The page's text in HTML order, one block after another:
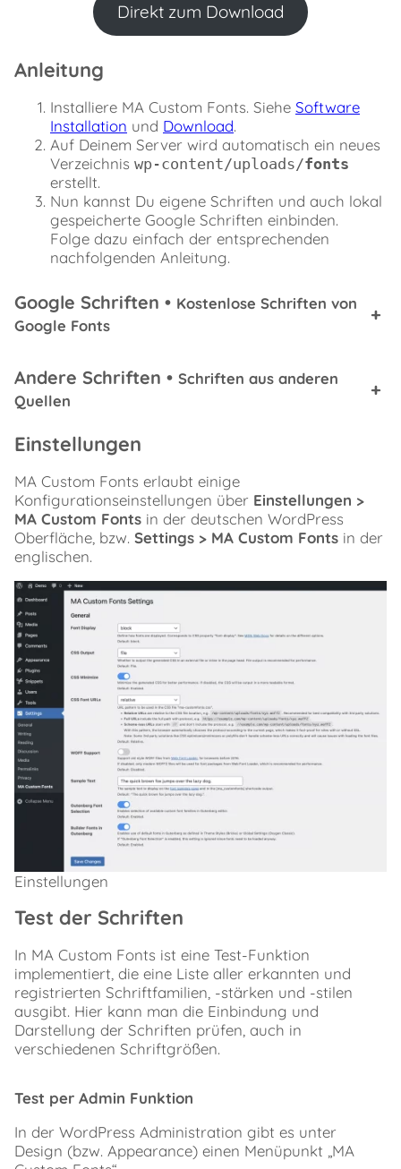
Direkt zum Download
Anleitung
Installiere MA Custom Fonts. Siehe Software
Installation und Download.
Auf Deinem Server wird automatisch ein neues
Verzeichnis wp-content/uploads/fonts
erstellt.
Nun kannst Du eigene Schriften und auch lokal
gespeicherte Google Schriften einbinden.
Folge dazu einfach der entsprechenden
nachfolgenden Anleitung.
Google Schriften • Kostenlose Schriften von
Google Fonts
+
Andere Schriften • Schriften aus anderen
Quellen
+
Einstellungen
MA Custom Fonts erlaubt einige
Konfigurationseinstellungen über Einstellungen >
MA Custom Fonts in der deutschen WordPress
Oberfläche, bzw. Settings > MA Custom Fonts in der
englischen.
Einstellungen
Test der Schriften
In MA Custom Fonts ist eine Test-Funktion
implementiert, die eine Liste aller erkannten und
registrierten Schriftfamilien, -stärken und -stilen
ausgibt. Hier kann man die Einbindung und
Darstellung der Schriften prüfen, auch in
verschiedenen Schriftgrößen.
Test per Admin Funktion
In der WordPress Administration gibt es unter
Design (bzw. Appearance) einen Menüpunkt „MA